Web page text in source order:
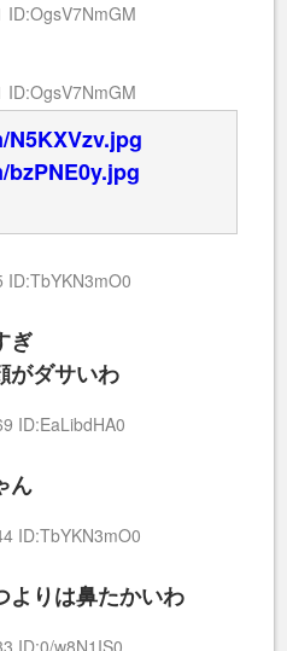
ぎ
がダサいわ
ID:EaLibdHA0
ん
ID:TbYKN3mO0
よりは鼻たかいわ
ID:0/w8N1IS0